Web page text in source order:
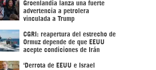
Groenlandia lanza una fuerte
advertencia a petrolera
vinculada a Trump
CGRI: reapertura del estrecho de
Ormuz depende de que EEUU
acepte condiciones de Irán
‘Derrota de EEUU e Israel